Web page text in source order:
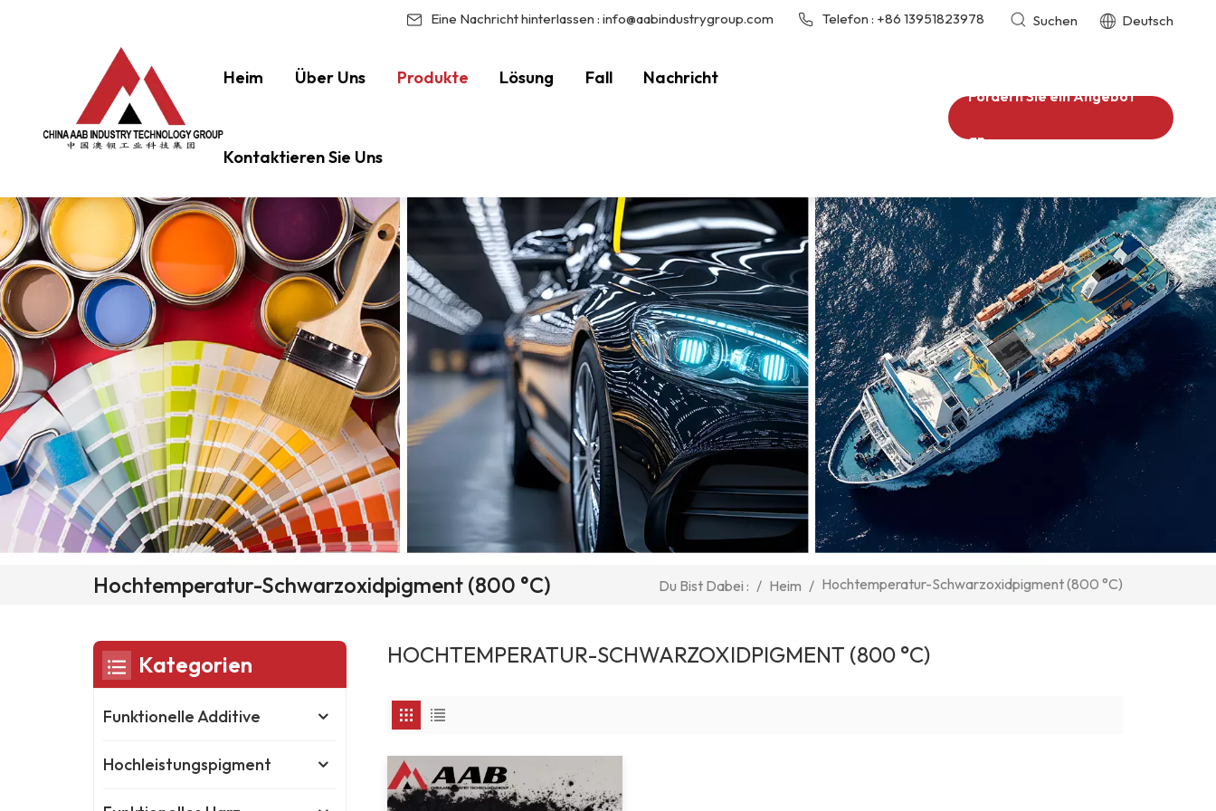
Eine Nachricht hinterlassen : info@aabindustrygroup.com Telefon : +86 13951823978 Suchen Deutsch
Heim Über Uns Produkte Lösung Fall Nachricht
Kontaktieren Sie Uns
Fordern Sie ein Angebot
an
Hochtemperatur-Schwarzoxidpigment (800 °C) Du Bist Dabei : / Heim / Hochtemperatur-Schwarzoxidpigment (800 °C)
HOCHTEMPERATUR-SCHWARZOXIDPIGMENT (800 °C)
Kategorien
Funktionelle Additive
Hochleistungspigment